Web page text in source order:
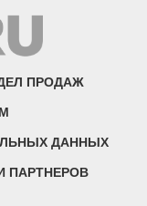
ПРОДАЖ
ДАННЫХ
ПАРТНЕРОВ